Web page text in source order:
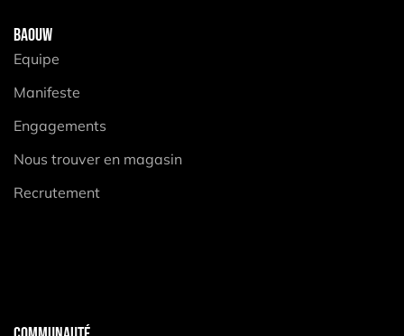
BAOUW
Equipe
Manifeste
Engagements
Nous trouver en magasin
Recrutement